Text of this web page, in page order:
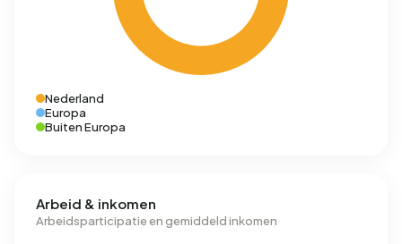
Nederland
Europa
Buiten Europa
Arbeid & inkomen
Arbeidsparticipatie en gemiddeld inkomen